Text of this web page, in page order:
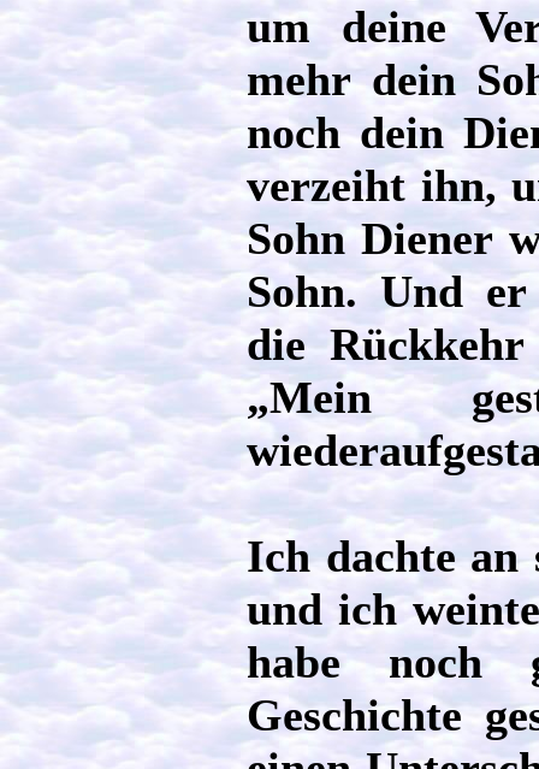
um deine
mehr dein
noch dein
verzeiht ihn,
Sohn Diener
Sohn. Und
die Rückkehr
„Mein
Ich dachte an
und ich
habe noch
Geschichte